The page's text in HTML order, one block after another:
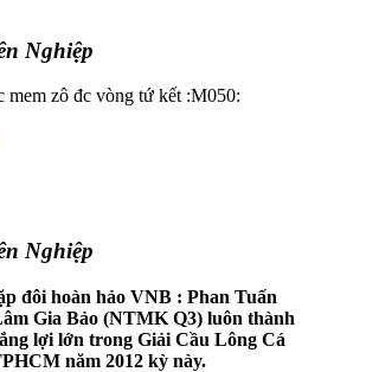
Nghiệp
mem zô đc vòng tứ kết :M050:
Nghiệp
đôi hoàn hảo VNB : Phan Tuấn
Gia Bảo (NTMK Q3) luôn thành
lợi lớn trong Giải Cầu Lông Cá
năm 2012 kỳ này.